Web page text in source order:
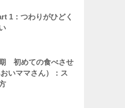
1：つわりがひどく
初めての食べさせ
いママさん）：ス